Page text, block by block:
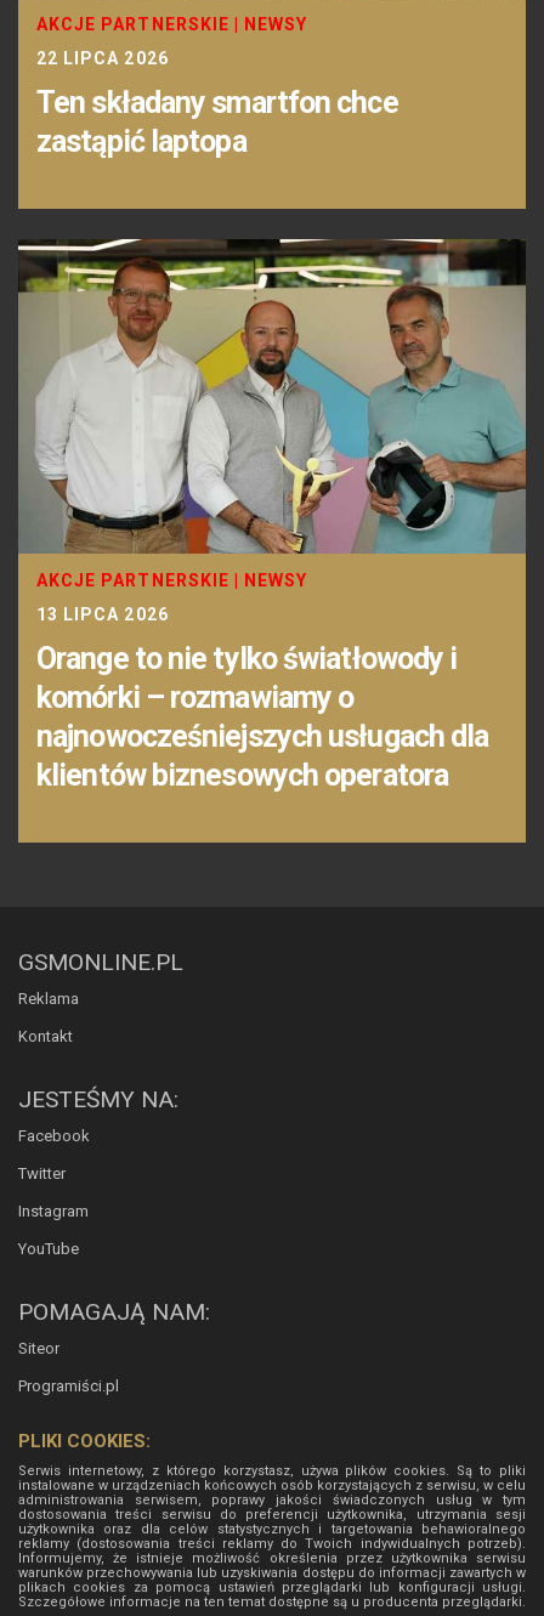
AKCJE PARTNERSKIE
NEWSY
22 LIPCA 2026
Ten składany smartfon chce
zastąpić laptopa
AKCJE PARTNERSKIE
NEWSY
13 LIPCA 2026
Orange to nie tylko światłowody i
komórki – rozmawiamy o
najnowocześniejszych usługach dla
klientów biznesowych operatora
GSMONLINE.PL
Reklama
Kontakt
JESTEŚMY NA:
Facebook
Twitter
Instagram
YouTube
POMAGAJĄ NAM:
Siteor
Programiści.pl
PLIKI COOKIES:
Serwis internetowy, z którego korzystasz, używa plików cookies. Są to pliki
instalowane w urządzeniach końcowych osób korzystających z serwisu, w celu
administrowania serwisem, poprawy jakości świadczonych usług w tym
dostosowania treści serwisu do preferencji użytkownika, utrzymania sesji
użytkownika oraz dla celów statystycznych i targetowania behawioralnego
reklamy (dostosowania treści reklamy do Twoich indywidualnych potrzeb).
Informujemy, że istnieje możliwość określenia przez użytkownika serwisu
warunków przechowywania lub uzyskiwania dostępu do informacji zawartych w
plikach cookies za pomocą ustawień przeglądarki lub konfiguracji usługi.
Szczegółowe informacje na ten temat dostępne są u producenta przeglądarki.